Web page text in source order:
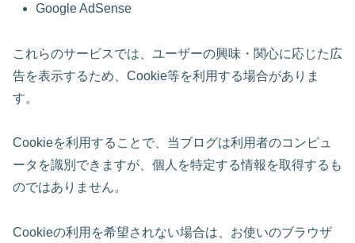
Google AdSense
これらのサービスでは、ユーザーの興味・関心に応じた広
告を表示するため、Cookie等を利用する場合がありま
す。
Cookieを利用することで、当ブログは利用者のコンピュ
ータを識別できますが、個人を特定する情報を取得するも
のではありません。
Cookieの利用を希望されない場合は、お使いのブラウザ